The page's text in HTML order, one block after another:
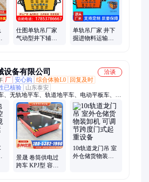
仕图单轨吊厂家
气动型井下辅助
单轨吊厂家 井下
掘进物料运输专
设备有限公司
洽谈
厂 安心购 综合体验L0
回复及时
已核验
山东泰安
、无轨地平车、轨道地平车、电动平板车、无
板车、电动悬臂吊、电动龙门架、电动龙门
、龙门吊起重机、电磁吸盘、电磁除铁器、电
机、龙门吊、移动龙门架、手推龙门架
景晟 卷筒供电过
跨车 KPJ型 容易
10t轨道龙门吊 室
外仓储货物装卸